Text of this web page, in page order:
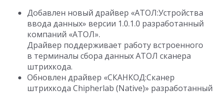
Добавлен новый драйвер «АТОЛ:Устройства
ввода данных» версии 1.0.1.0 разработанный
компаний «АТОЛ».
Драйвер поддерживает работу встроенного
в терминалы сбора данных АТОЛ сканера
штрихкода.
Обновлен драйвер «СКАНКОД:Cканер
штрихкода Chipherlab (Native)» разработанный